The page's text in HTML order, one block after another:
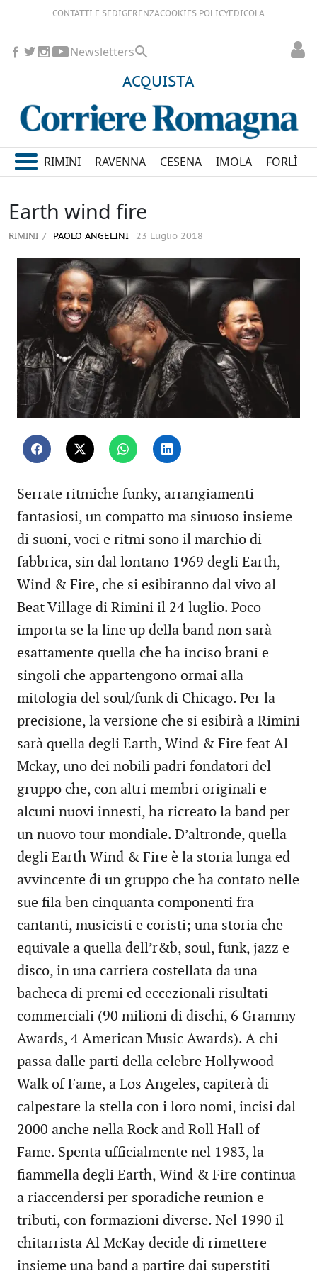
CONTATTI E SEDIGERENZACOOKIES POLICYEDICOLA
ACQUISTA
Newsletters
RIMINI RAVENNA CESENA IMOLA FORLÌ
Earth wind fire
RIMINI PAOLO ANGELINI 23 Luglio 2018
Serrate ritmiche funky, arrangiamenti
fantasiosi, un compatto ma sinuoso insieme
di suoni, voci e ritmi sono il marchio di
fabbrica, sin dal lontano 1969 degli Earth,
Wind & Fire, che si esibiranno dal vivo al
Beat Village di Rimini il 24 luglio. Poco
importa se la line up della band non sarà
esattamente quella che ha inciso brani e
singoli che appartengono ormai alla
mitologia del soul/funk di Chicago. Per la
precisione, la versione che si esibirà a Rimini
sarà quella degli Earth, Wind & Fire feat Al
Mckay, uno dei nobili padri fondatori del
gruppo che, con altri membri originali e
alcuni nuovi innesti, ha ricreato la band per
un nuovo tour mondiale. D’altronde, quella
degli Earth Wind & Fire è la storia lunga ed
avvincente di un gruppo che ha contato nelle
sue fila ben cinquanta componenti fra
cantanti, musicisti e coristi; una storia che
equivale a quella dell’r&b, soul, funk, jazz e
disco, in una carriera costellata da una
bacheca di premi ed eccezionali risultati
commerciali (90 milioni di dischi, 6 Grammy
Awards, 4 American Music Awards). A chi
passa dalle parti della celebre Hollywood
Walk of Fame, a Los Angeles, capiterà di
calpestare la stella con i loro nomi, incisi dal
2000 anche nella Rock and Roll Hall of
Fame. Spenta ufficialmente nel 1983, la
fiammella degli Earth, Wind & Fire continua
a riaccendersi per sporadiche reunion e
tributi, con formazioni diverse. Nel 1990 il
chitarrista Al McKay decide di rimettere
insieme una band a partire dai superstiti